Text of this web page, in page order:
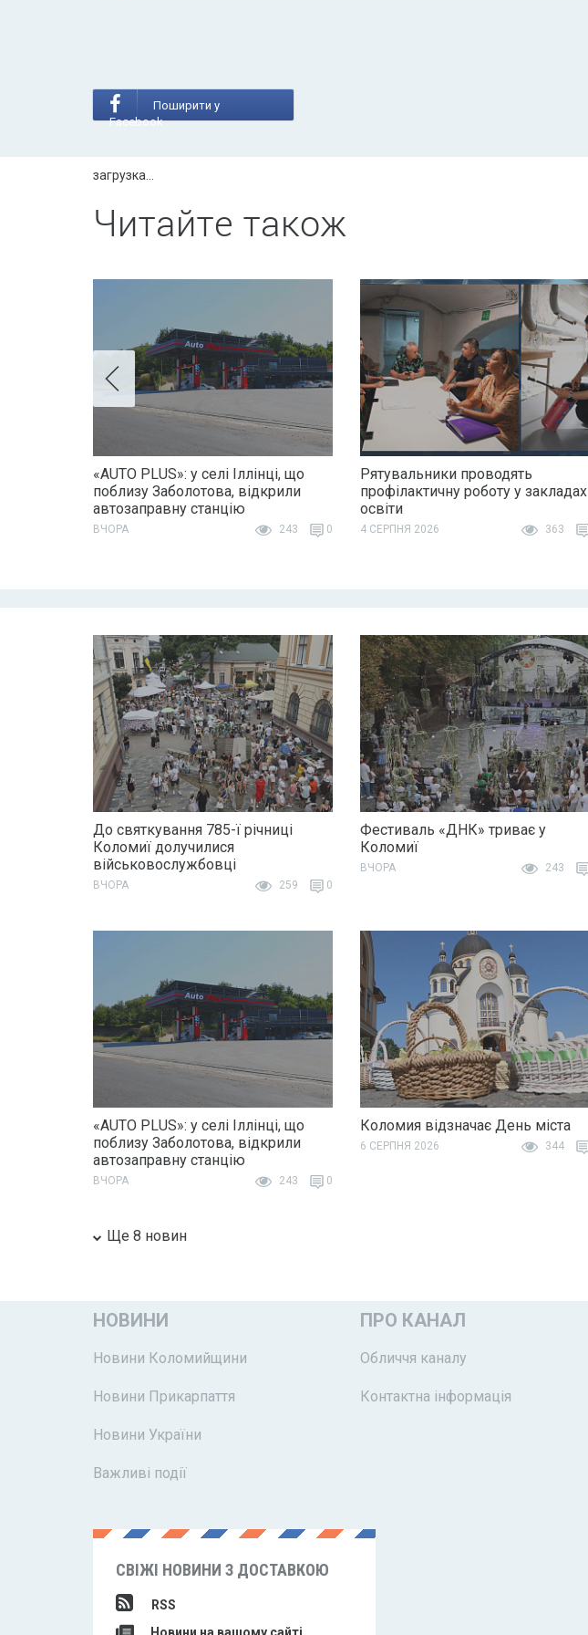
Поширити у
Facebook
загрузка...
Читайте також
«AUTO PLUS»: у селі Іллінці, що
поблизу Заболотова, відкрили
автозаправну станцію
ВЧОРА 243 0
Рятувальники проводять
профілактичну роботу у закладах
освіти
4 СЕРПНЯ 2026 363
До святкування 785-ї річниці
Коломиї долучилися
військовослужбовці
ВЧОРА 259 0
Фестиваль «ДНК» триває у
Коломиї
ВЧОРА 243
«AUTO PLUS»: у селі Іллінці, що
поблизу Заболотова, відкрили
автозаправну станцію
ВЧОРА 243 0
Коломия відзначає День міста
6 СЕРПНЯ 2026 344
Ще 8 новин
НОВИНИ
Новини Коломийщини
Новини Прикарпаття
Новини України
Важливі події
ПРО КАНАЛ
Обличчя каналу
Контактна інформація
СВІЖІ НОВИНИ З ДОСТАВКОЮ
RSS